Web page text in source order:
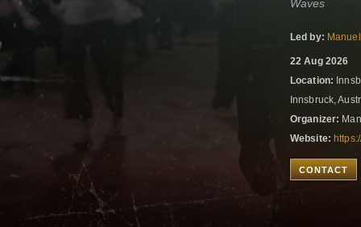
Waves
Led by:
22 Aug 2026
Location:
Innsbruck,
Organizer:
Website:
CONTACT